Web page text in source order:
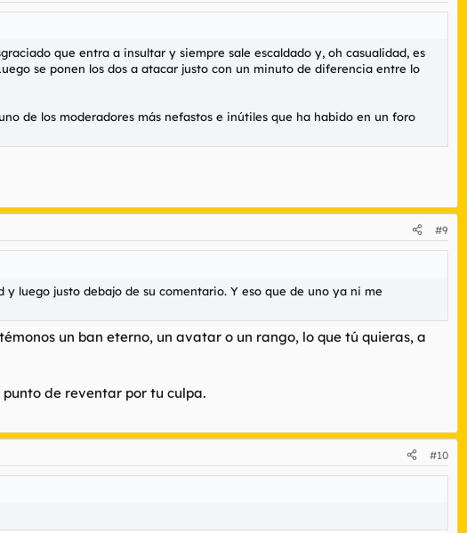
que entra a insultar y siempre sale escaldado y, oh casualidad, es
se ponen los dos a atacar justo con un minuto de diferencia entre lo
de los moderadores más nefastos e inútiles que ha habido en un foro
#9
luego justo debajo de su comentario. Y eso que de uno ya ni me
un ban eterno, un avatar o un rango, lo que tú quieras, a
de reventar por tu culpa.
#10